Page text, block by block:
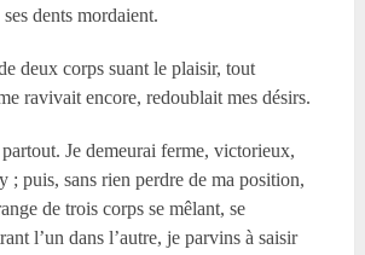
dents mordaient.
deux corps suant le plaisir, tout
ravivait encore, redoublait mes désirs.
Je demeurai ferme, victorieux,
; puis, sans rien perdre de ma position,
de trois corps se mêlant, se
l’un dans l’autre, je parvins à saisir